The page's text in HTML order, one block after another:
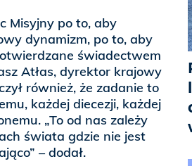
Misyjny po to, aby
dynamizm, po to, aby
świadectwem
Atłas, dyrektor krajowy
również, że zadanie to
każdej diecezji, każdej
„To od nas zależy
świata gdzie nie jest
– dodał.